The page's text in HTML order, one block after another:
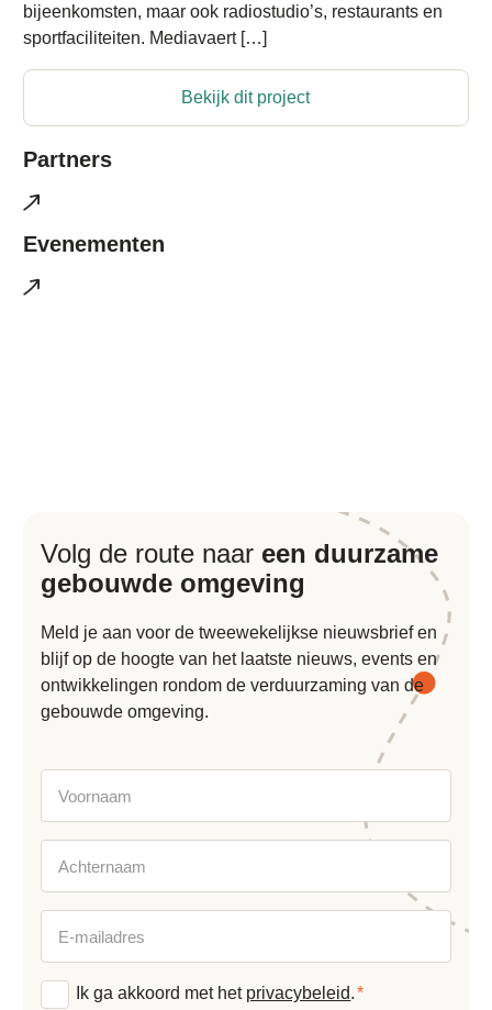
bijeenkomsten, maar ook radiostudio’s, restaurants en
sportfaciliteiten. Mediavaert […]
Bekijk dit project
Partners
Evenementen
Volg de route naar een duurzame
gebouwde omgeving
Meld je aan voor de tweewekelijkse nieuwsbrief en
blijf op de hoogte van het laatste nieuws, events en
ontwikkelingen rondom de verduurzaming van de
gebouwde omgeving.
mailadres
Algemene
Ik ga akkoord met het privacybeleid.*